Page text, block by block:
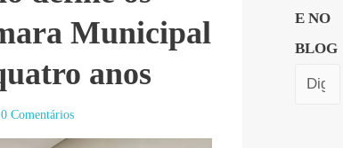
Municipal
anos
0 Comentários
E NO
BLOG